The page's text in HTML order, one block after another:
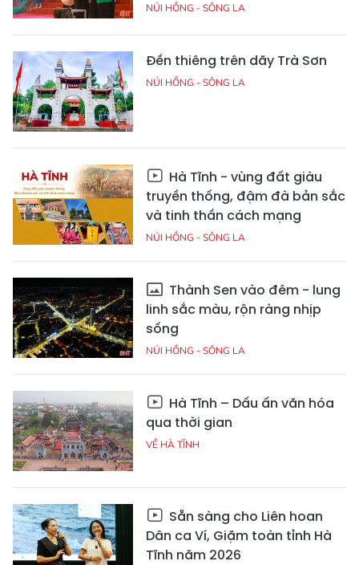
NÚI HỒNG - SÔNG LA
Đền thiêng trên dãy Trà Sơn
NÚI HỒNG - SÔNG LA
Hà Tĩnh - vùng đất giàu
truyền thống, đậm đà bản sắc
và tinh thần cách mạng
NÚI HỒNG - SÔNG LA
Thành Sen vào đêm - lung
linh sắc màu, rộn ràng nhịp
sống
NÚI HỒNG - SÔNG LA
Hà Tĩnh – Dấu ấn văn hóa
qua thời gian
VỀ HÀ TĨNH
Sẵn sàng cho Liên hoan
Dân ca Ví, Giặm toàn tỉnh Hà
Tĩnh năm 2026